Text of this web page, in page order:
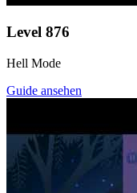
Level 876
Hell Mode
Guide ansehen